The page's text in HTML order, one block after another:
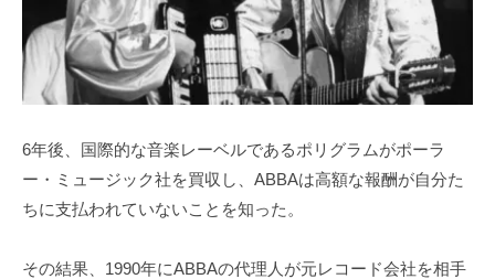
6年後、国際的な音楽レーベルであるポリグラムがポーラ
ー・ミュージック社を買収し、ABBAは高額な報酬が自分た
ちに支払われていないことを知った。
その結果、1990年にABBAの代理人が元レコード会社を相手